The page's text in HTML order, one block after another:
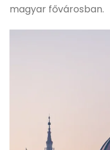
magyar fővárosban.